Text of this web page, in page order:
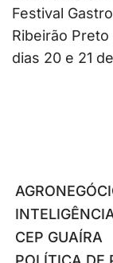
Festival
Ribeirão
dias 20 e 21
CEP GUAÍRA